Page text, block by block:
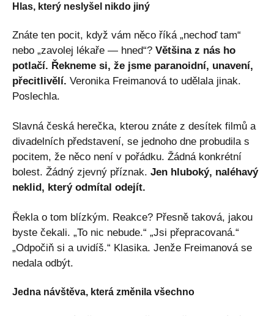
Hlas, který neslyšel nikdo jiný
Znáte ten pocit, když vám něco říká „nechoď tam“
nebo „zavolej lékaře — hned“? Většina z nás ho
potlačí. Řekneme si, že jsme paranoidní, unavení,
přecitlivělí. Veronika Freimanová to udělala jinak.
Poslechla.
Slavná česká herečka, kterou znáte z desítek filmů a
divadelních představení, se jednoho dne probudila s
pocitem, že něco není v pořádku. Žádná konkrétní
bolest. Žádný zjevný příznak. Jen hluboký, naléhavý
neklid, který odmítal odejít.
Řekla o tom blízkým. Reakce? Přesně taková, jakou
byste čekali. „To nic nebude.“ „Jsi přepracovaná.“
„Odpočiň si a uvidíš.“ Klasika. Jenže Freimanová se
nedala odbýt.
Jedna návštěva, která změnila všechno